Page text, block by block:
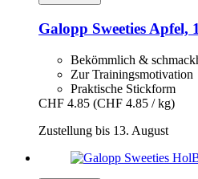
Galopp Sweeties Apfel,
Bekömmlich &
Zur Trainingsmotivation
Praktische Stickform
CHF 4.85 (CHF 4.85 / kg)
Zustellung bis 13. August